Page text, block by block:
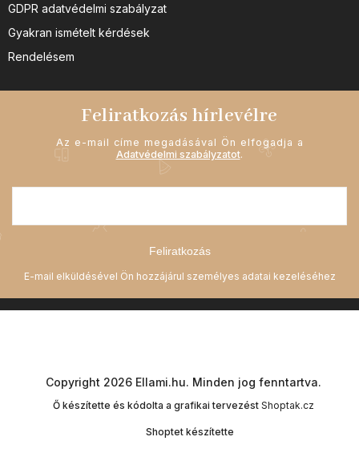
GDPR adatvédelmi szabályzat
Gyakran ismételt kérdések
Rendelésem
Feliratkozás hírlevélre
Az e-mail címe megadásával Ön elfogadja a
Adatvédelmi szabályzatot.
Feliratkozás
Shoptet készítette
Copyright 2026 Ellami.hu. Minden jog fenntartva.
Ő készítette és kódolta a grafikai tervezést Shoptak.cz